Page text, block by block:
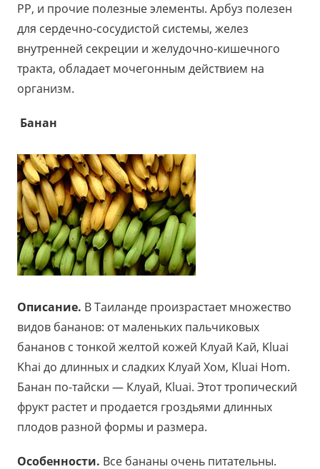
РР, и прочие полезные элементы. Арбуз полезен
для сердечно-сосудистой системы, желез
внутренней секреции и желудочно-кишечного
тракта, обладает мочегонным действием на
организм.
Банан
Описание. В Таиланде произрастает множество
видов бананов: от маленьких пальчиковых
бананов с тонкой желтой кожей Клуай Кай, Kluai
Khai до длинных и сладких Клуай Хом, Kluai Hom.
Банан по-тайски — Клуай, Kluai. Этот тропический
фрукт растет и продается гроздьями длинных
плодов разной формы и размера.
Особенности. Все бананы очень питательны.